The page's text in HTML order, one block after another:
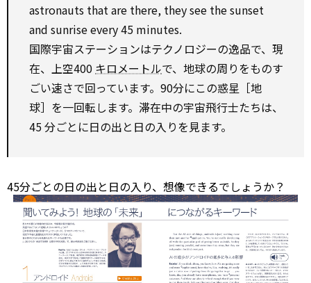
astronauts that are there, theysee the sunset
and sunrise every 45 minutes.
国際宇宙ステーションはテクノロジーの逸品で、現
在、上空400 キロメートルで、地球の周りをものす
ごい速さで回っています。90分にこの惑星［地
球］を一回転します。滞在中の宇宙飛行士たちは、
45 分ごとに日の出と日の入りを見ます。
45分ごとの日の出と日の入り、想像できるでしょうか？